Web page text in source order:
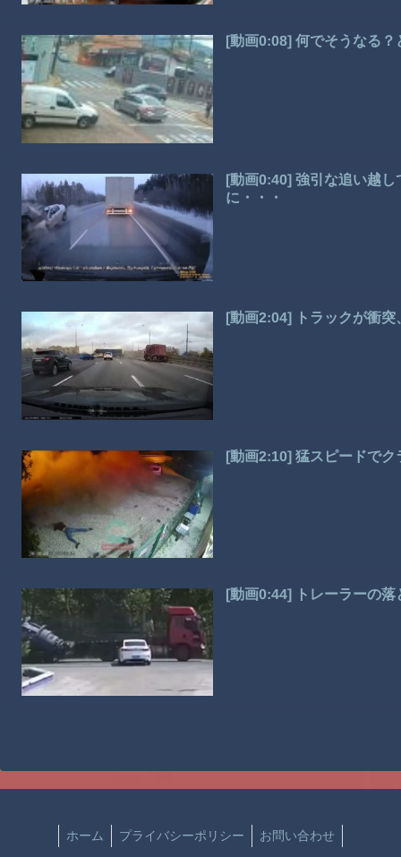
[動画0:08] 何でそうなる
[動画0:40] 強引な追い越
に・・・
[動画2:04] トラックが衝
[動画2:10] 猛スピードで
[動画0:44] トレーラーの
ホーム プライバシーポリシー お問い合わせ